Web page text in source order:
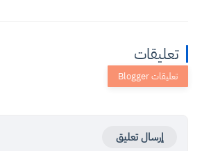
تعليقات
إرسال تعليق